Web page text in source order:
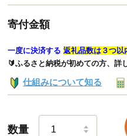
寄付金額
一度に決済する 返礼品数は３つ以
🔰ふるさと納税が初めての方、詳
仕組みについて知る
数量